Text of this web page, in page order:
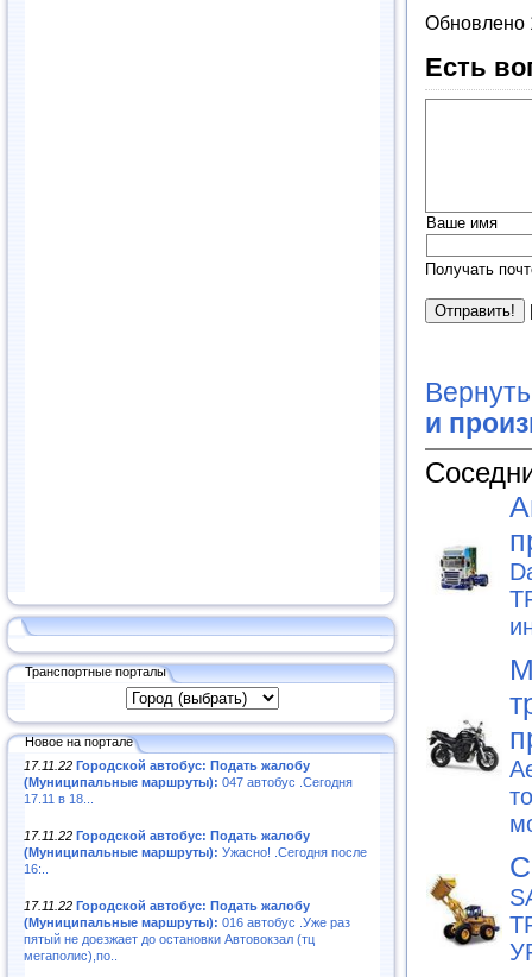
Транспортные порталы
Новое на портале
17.11.22 Городской автобус: Подать жалобу
(Муниципальные маршруты): 047 автобус .Сегодня
17.11 в 18...
17.11.22 Городской автобус: Подать жалобу
(Муниципальные маршруты): Ужасно! .Сегодня после
16:..
17.11.22 Городской автобус: Подать жалобу
(Муниципальные маршруты): 016 автобус .Уже раз
пятый не доезжает до остановки Автовокзал (тц
мегаполис),по..
Обновлено
Есть
Ваше имя
Получать
и